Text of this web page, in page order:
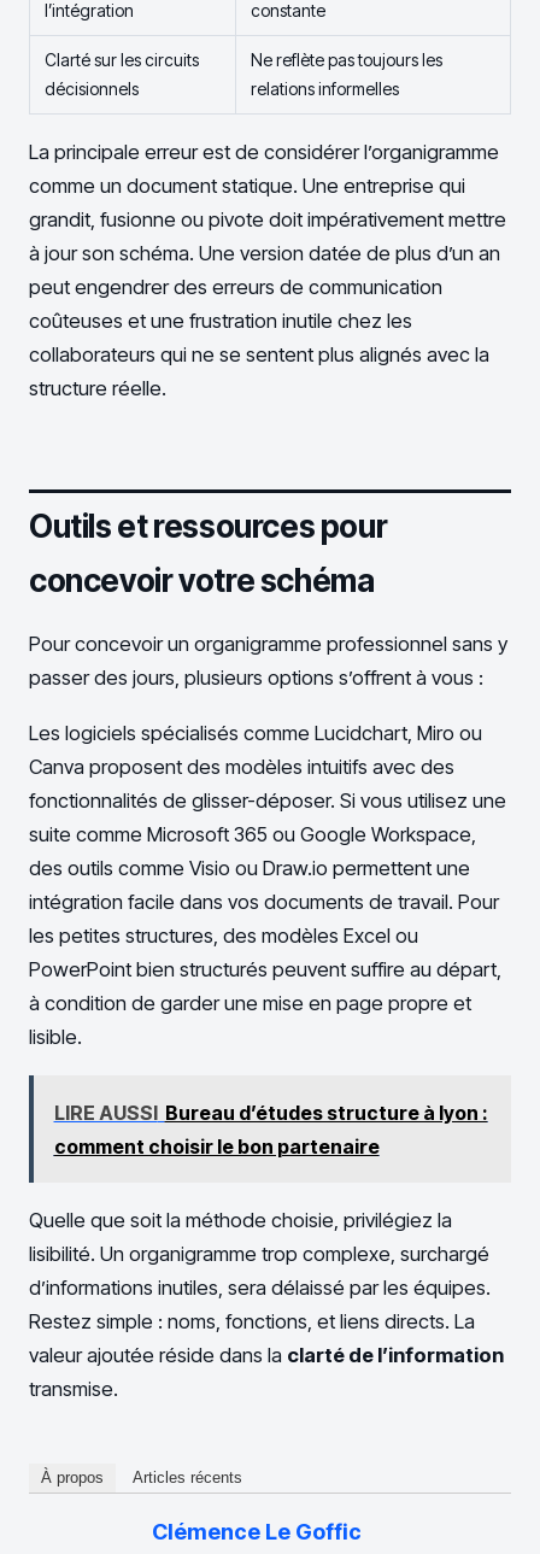
l’intégration constante
Clarté sur les circuits
décisionnels
Ne reflète pas toujours les
relations informelles
La principale erreur est de considérer l’organigramme
comme un document statique. Une entreprise qui
grandit, fusionne ou pivote doit impérativement mettre
à jour son schéma. Une version datée de plus d’un an
peut engendrer des erreurs de communication
coûteuses et une frustration inutile chez les
collaborateurs qui ne se sentent plus alignés avec la
structure réelle.
Outils et ressources pour
concevoir votre schéma
Pour concevoir un organigramme professionnel sans y
passer des jours, plusieurs options s’offrent à vous :
Les logiciels spécialisés comme Lucidchart, Miro ou
Canva proposent des modèles intuitifs avec des
fonctionnalités de glisser-déposer. Si vous utilisez une
suite comme Microsoft 365 ou Google Workspace,
des outils comme Visio ou Draw.io permettent une
intégration facile dans vos documents de travail. Pour
les petites structures, des modèles Excel ou
PowerPoint bien structurés peuvent suffire au départ,
à condition de garder une mise en page propre et
lisible.
LIRE AUSSI Bureau d’études structure à lyon :
comment choisir le bon partenaire
Quelle que soit la méthode choisie, privilégiez la
lisibilité. Un organigramme trop complexe, surchargé
d’informations inutiles, sera délaissé par les équipes.
Restez simple : noms, fonctions, et liens directs. La
valeur ajoutée réside dans la clarté de l’information
transmise.
À propos Articles récents
Clémence Le Goffic